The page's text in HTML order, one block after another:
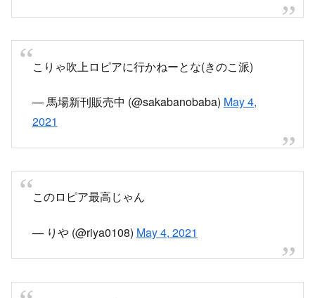
こりゃ吹上ロピアに行かねーとな(きのこ派)
— 馬場新刊販売中 (@sakabanobaba) May 4,
2021
このロピア最高じゃん
— りや (@riya0108) May 4, 2021